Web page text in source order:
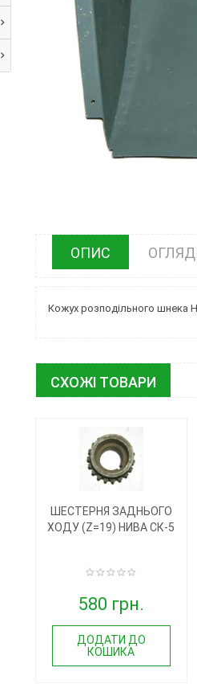
ОПИС
Кожух розподільного шнека
СХОЖІ ТОВАРИ
ШЕСТЕРНЯ ЗАДНЬОГО
ХОДУ (Z=19) НИВА СК-5
580 грн.
ДОДАТИ ДО
КОШИКА